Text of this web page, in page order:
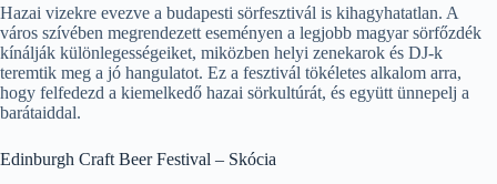
Hazai vizekre evezve a budapesti sörfesztivál is kihagyhatatlan. A
város szívében megrendezett eseményen a legjobb magyar sörfőzdék
kínálják különlegességeiket, miközben helyi zenekarok és DJ-k
teremtik meg a jó hangulatot. Ez a fesztivál tökéletes alkalom arra,
hogy felfedezd a kiemelkedő hazai sörkultúrát, és együtt ünnepelj a
barátaiddal.
Edinburgh Craft Beer Festival – Skócia